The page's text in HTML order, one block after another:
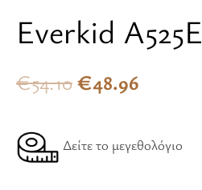
Everkid A525E
€54.10€48.96
Δείτε το μεγεθολόγιο